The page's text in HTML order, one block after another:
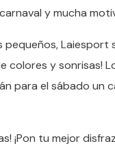
y mucha
pequeños,
colores y sonrisas!
para el sábado un
¡Pon tu mejor